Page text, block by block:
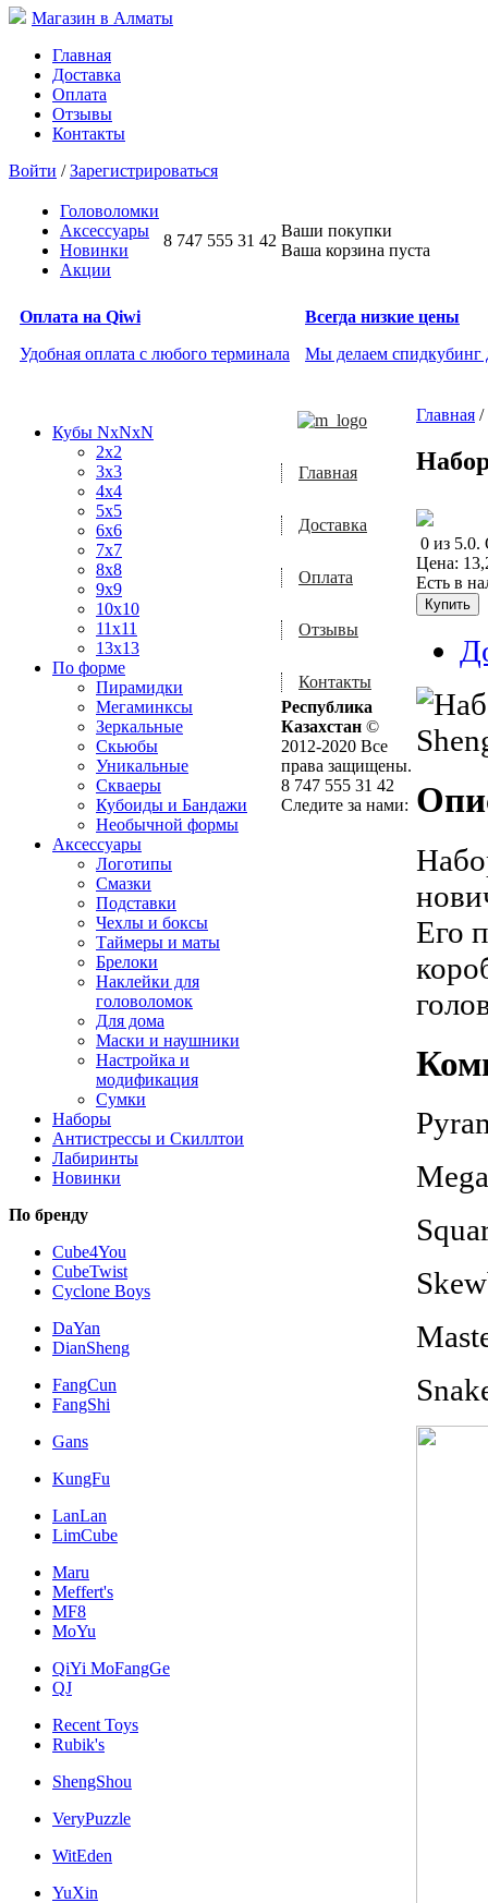
Магазин в Алматы
Главная
Доставка
Оплата
Отзывы
Контакты
Войти /Зарегистрироваться
Головоломки
Аксессуары
Новинки
Акции
8 747 555 31 42
Ваши покупки
Ваша корзина пуста
Оплата на Qiwi
Удобная оплата с любого терминала
Всегда низкие цены
Мы делаем спидкубинг
Кубы NxNxN
2x2
3x3
4x4
5x5
6x6
7x7
8x8
9x9
10x10
11x11
13x13
По форме
Пирамидки
Мегаминксы
Зеркальные
Скьюбы
Уникальные
Скваеры
Кубоиды и Бандажи
Необычной формы
Аксессуары
Логотипы
Смазки
Подставки
Чехлы и боксы
Таймеры и маты
Брелоки
Наклейки для
головоломок
Для дома
Маски и наушники
Настройка и
модификация
Сумки
Наборы
Антистрессы и Скиллтои
Лабиринты
Новинки
По бренду
Cube4You
CubeTwist
Cyclone Boys
DaYan
DianSheng
FangCun
FangShi
Gans
KungFu
LanLan
LimCube
Maru
Meffert's
MF8
MoYu
QiYi MoFangGe
QJ
Recent Toys
Rubik's
ShengShou
VeryPuzzle
WitEden
YuXin
Главная /
0 из 5.0.
Цена:
Есть в
Его
Главная
Доставка
Оплата
Отзывы
Контакты
Республика
Казахстан ©
2012-2020 Все
права защищены.
8 747 555 31 42
Следите за нами: